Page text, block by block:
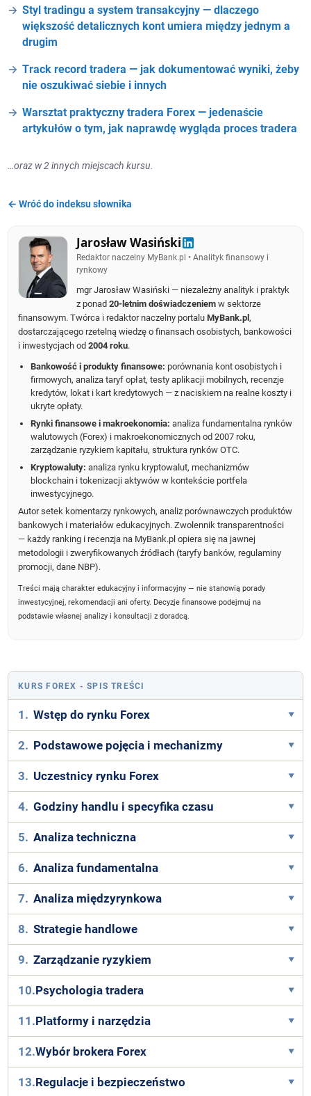
Styl tradingu a system transakcyjny — dlaczego
większość detalicznych kont umiera między jednym a
drugim
Track record tradera — jak dokumentować wyniki, żeby
nie oszukiwać siebie i innych
Warsztat praktyczny tradera Forex — jedenaście
artykułów o tym, jak naprawdę wygląda proces tradera
…oraz w 2 innych miejscach kursu.
← Wróć do indeksu słownika
Jarosław Wasiński
Redaktor naczelny MyBank.pl • Analityk finansowy i
rynkowy
mgr Jarosław Wasiński — niezależny analityk i praktyk
z ponad20-letnim doświadczeniem w sektorze
finansowym. Twórca i redaktor naczelny portaluMyBank.pl,
dostarczającego rzetelną wiedzę o finansach osobistych, bankowości
i inwestycjach od2004 roku.
Bankowość i produkty finansowe: porównania kont osobistych i
firmowych, analiza taryf opłat, testy aplikacji mobilnych, recenzje
kredytów, lokat i kart kredytowych — z naciskiem na realne koszty i
ukryte opłaty.
Rynki finansowe i makroekonomia: analiza fundamentalna rynków
walutowych (Forex) i makroekonomicznych od 2007 roku,
zarządzanie ryzykiem kapitału, struktura rynków OTC.
Kryptowaluty: analiza rynku kryptowalut, mechanizmów
blockchain i tokenizacji aktywów w kontekście portfela
inwestycyjnego.
Autor setek komentarzy rynkowych, analiz porównawczych produktów
bankowych i materiałów edukacyjnych. Zwolennik transparentności
— każdy ranking i recenzja na MyBank.pl opiera się na jawnej
metodologii i zweryfikowanych źródłach (taryfy banków, regulaminy
promocji, dane NBP).
Treści mają charakter edukacyjny i informacyjny — nie stanowią porady
inwestycyjnej, rekomendacji ani oferty. Decyzje finansowe podejmuj na
podstawie własnej analizy i konsultacji z doradcą.
KURS FOREX - SPIS TREŚCI
1. Wstęp do rynku Forex
2. Podstawowe pojęcia i mechanizmy
3. Uczestnicy rynku Forex
4. Godziny handlu i specyfika czasu
5. Analiza techniczna
6. Analiza fundamentalna
7. Analiza międzyrynkowa
8. Strategie handlowe
9. Zarządzanie ryzykiem
10.Psychologia tradera
11.Platformy i narzędzia
12.Wybór brokera Forex
13.Regulacje i bezpieczeństwo